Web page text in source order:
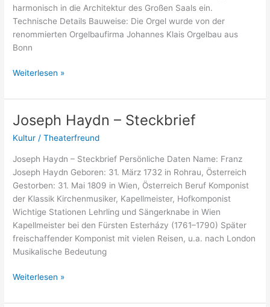
harmonisch in die Architektur des Großen Saals ein.
Technische Details Bauweise: Die Orgel wurde von der
renommierten Orgelbaufirma Johannes Klais Orgelbau aus
Bonn
Die
der
Elbphilharmonie
–
Ein
der
Klangkunst
Weiterlesen »
Joseph Haydn – Steckbrief
Kultur /Theaterfreund
Joseph Haydn – Steckbrief Persönliche Daten Name: Franz
Joseph Haydn Geboren: 31. März 1732 in Rohrau, Österreich
Gestorben: 31. Mai 1809 in Wien, Österreich Beruf Komponist
der Klassik Kirchenmusiker, Kapellmeister, Hofkomponist
Wichtige Stationen Lehrling und Sängerknabe in Wien
Kapellmeister bei den Fürsten Esterházy (1761–1790) Später
freischaffender Komponist mit vielen Reisen, u.a. nach London
Musikalische Bedeutung
Joseph
–
Weiterlesen »